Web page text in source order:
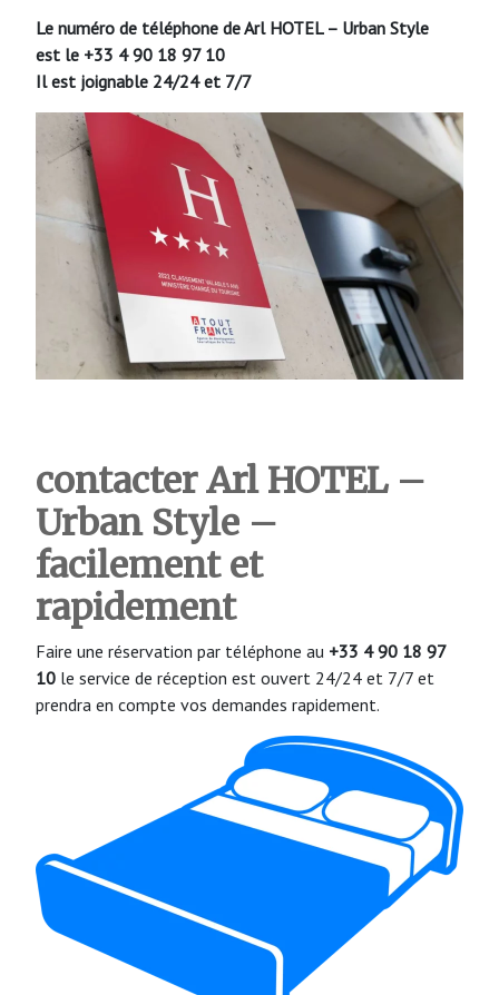
Le numéro de téléphone de Arl HOTEL – Urban Style
est le +33 4 90 18 97 10
Il est joignable 24/24 et 7/7
contacter Arl HOTEL –
Urban Style –
facilement et
rapidement
Faire une réservation par téléphone au +33 4 90 18 97
10 le service de réception est ouvert 24/24 et 7/7 et
prendra en compte vos demandes rapidement.